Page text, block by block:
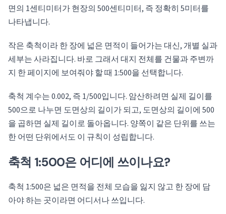
면의 1센티미터가 현장의 500센티미터, 즉 정확히 5미터를
나타냅니다.
작은 축척이라 한 장에 넓은 면적이 들어가는 대신, 개별 실과
세부는 사라집니다. 바로 그래서 대지 전체를 건물과 주변까
지 한 페이지에 보여줘야 할 때 1:500을 선택합니다.
축척 계수는 0.002, 즉 1/500입니다. 암산하려면 실제 길이를
500으로 나누면 도면상의 길이가 되고, 도면상의 길이에 500
을 곱하면 실제 길이로 돌아옵니다. 양쪽이 같은 단위를 쓰는
한 어떤 단위에서도 이 규칙이 성립합니다.
축척 1:500은 어디에 쓰이나요?
축척 1:500은 넓은 면적을 전체 모습을 잃지 않고 한 장에 담
아야 하는 곳이라면 어디서나 쓰입니다.